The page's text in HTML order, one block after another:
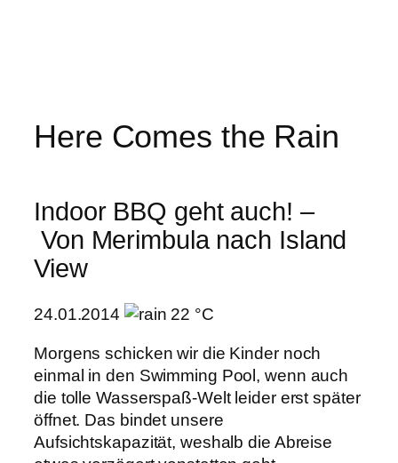
Here Comes the Rain
Indoor BBQ geht auch! –
Von Merimbula nach Island
View
24.01.2014 22 °C
Morgens schicken wir die Kinder noch
einmal in den Swimming Pool, wenn auch
die tolle Wasserspaß-Welt leider erst später
öffnet. Das bindet unsere
Aufsichtskapazität, weshalb die Abreise